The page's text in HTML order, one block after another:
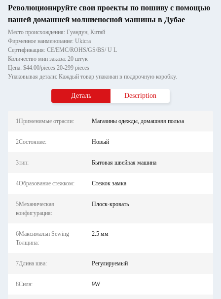
Революционируйте свои проекты по пошиву с помощью
нашей домашней молниеносной машины в Дубае
Место происхождения: Гуандун, Китай
Фирменное наименование: Ukicra
Сертификация: CE/EMC/ROHS/GS/BS/ U L
Количество мин заказа: 20 штук
Цена: $44.00/pieces 20-299 pieces
Упаковывая детали: Каждый товар упакован в подарочную коробку.
Деталь Description
1Применимые отрасли: Магазины одежды, домашняя польза
2Состояние: Новый
3тип: Бытовая швейная машина
4Образование стежком: Стежок замка
5Механическая
конфигурация:
Плоск-кровать
6Максимальн Sewing
Толщина:
2.5 мм
7Длина шва: Регулируемый
8Сила: 9W